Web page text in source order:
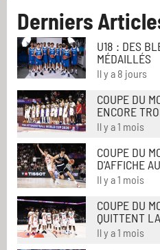
Derniers
U18 : DES
MÉDAILLÉS
Il y a 8 jours
COUPE DU
ENCORE
Il y a 1 mois
COUPE DU
D'AFFICHE
Il y a 1 mois
COUPE DU
QUITTENT
Il y a 1 mois